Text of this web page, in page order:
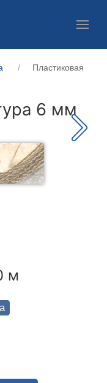
Пластиковая
6 мм
м